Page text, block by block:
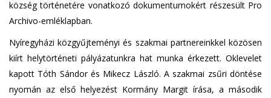
község történetére vonatkozó dokumentumokért részesült Pro
Archivo-emléklapban.
Nyíregyházi közgyűjteményi és szakmai partnereinkkel közösen
kiírt helytörténeti pályázatunkra hat munka érkezett. Oklevelet
kapott Tóth Sándor és Mikecz László. A szakmai zsűri döntése
nyomán az első helyezést Kormány Margit írása, a második